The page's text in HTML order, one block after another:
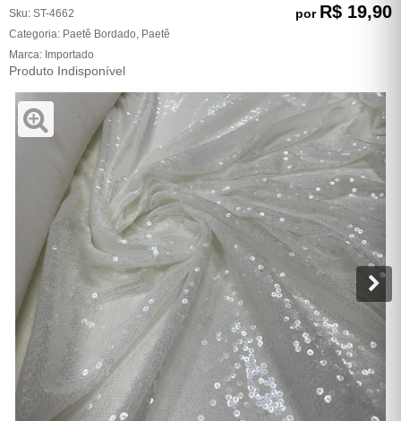
Sku: ST-4662
Categoria: Paetê Bordado Paetê
Marca: Importado
Produto Indisponível
por R$ 19,90